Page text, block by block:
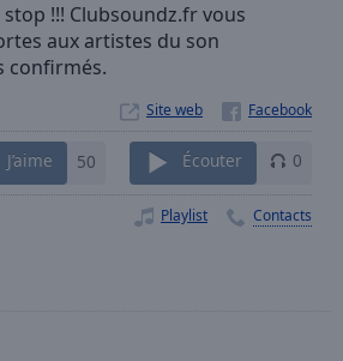
!!! Clubsoundz.fr vous
aux artistes du son
confirmés.
Site web
J’aime 50 Écouter 0
Playlist Contacts